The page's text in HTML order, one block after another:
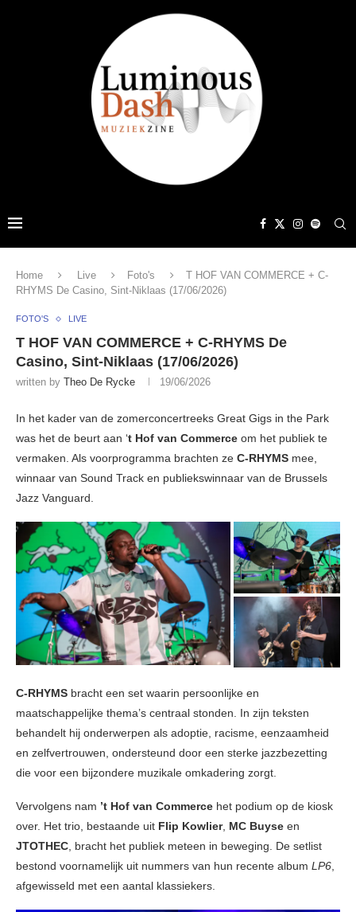
Home Live Foto's
T HOF VAN COMMERCE + C-
RHYMS De Casino, Sint-Niklaas (17/06/2026)
FOTO'S LIVE
T HOF VAN COMMERCE + C-RHYMS De
Casino, Sint-Niklaas (17/06/2026)
written by Theo De Rycke 19/06/2026
In het kader van de zomerconcertreeks Great Gigs in the Park
was het de beurt aan ‘t Hof van Commerce om het publiek te
vermaken. Als voorprogramma brachten ze C-RHYMS mee,
winnaar van Sound Track en publiekswinnaar van de Brussels
Jazz Vanguard.
C-RHYMS bracht een set waarin persoonlijke en
maatschappelijke thema’s centraal stonden. In zijn teksten
behandelt hij onderwerpen als adoptie, racisme, eenzaamheid
en zelfvertrouwen, ondersteund door een sterke jazzbezetting
die voor een bijzondere muzikale omkadering zorgt.
Vervolgens nam ’t Hof van Commerce het podium op de kiosk
over. Het trio, bestaande uit Flip Kowlier, MC Buyse en
JTOTHEC, bracht het publiek meteen in beweging. De setlist
bestond voornamelijk uit nummers van hun recente album LP6,
afgewisseld met een aantal klassiekers.